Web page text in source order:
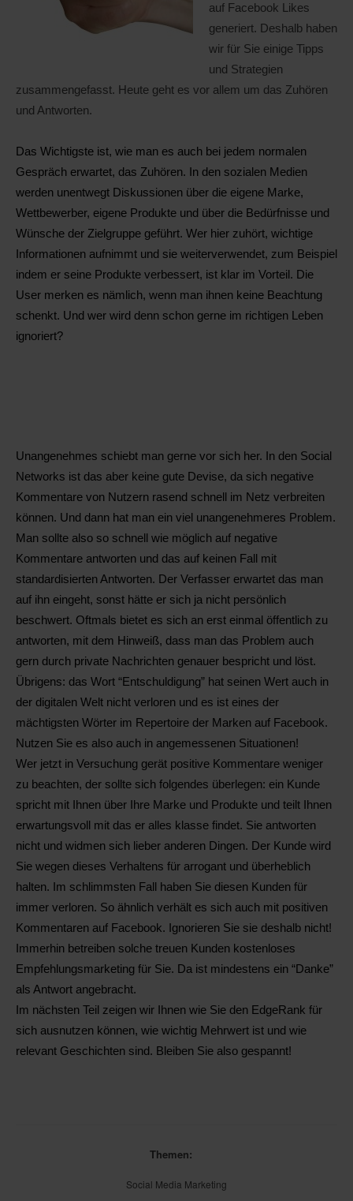
auf Facebook Likes
generiert. Deshalb haben
wir für Sie einige Tipps
und Strategien
zusammengefasst. Heute geht es vor allem um das Zuhören
und Antworten.
Das Wichtigste ist, wie man es auch bei jedem normalen
Gespräch erwartet, das Zuhören. In den sozialen Medien
werden unentwegt Diskussionen über die eigene Marke,
Wettbewerber, eigene Produkte und über die Bedürfnisse und
Wünsche der Zielgruppe geführt. Wer hier zuhört, wichtige
Informationen aufnimmt und sie weiterverwendet, zum Beispiel
indem er seine Produkte verbessert, ist klar im Vorteil. Die
User merken es nämlich, wenn man ihnen keine Beachtung
schenkt. Und wer wird denn schon gerne im richtigen Leben
ignoriert?
Unangenehmes schiebt man gerne vor sich her. In den Social
Networks ist das aber keine gute Devise, da sich negative
Kommentare von Nutzern rasend schnell im Netz verbreiten
können. Und dann hat man ein viel unangenehmeres Problem.
Man sollte also so schnell wie möglich auf negative
Kommentare antworten und das auf keinen Fall mit
standardisierten Antworten. Der Verfasser erwartet das man
auf ihn eingeht, sonst hätte er sich ja nicht persönlich
beschwert. Oftmals bietet es sich an erst einmal öffentlich zu
antworten, mit dem Hinweiß, dass man das Problem auch
gern durch private Nachrichten genauer bespricht und löst.
Übrigens: das Wort “Entschuldigung” hat seinen Wert auch in
der digitalen Welt nicht verloren und es ist eines der
mächtigsten Wörter im Repertoire der Marken auf Facebook.
Nutzen Sie es also auch in angemessenen Situationen!
Wer jetzt in Versuchung gerät positive Kommentare weniger
zu beachten, der sollte sich folgendes überlegen: ein Kunde
spricht mit Ihnen über Ihre Marke und Produkte und teilt Ihnen
erwartungsvoll mit das er alles klasse findet. Sie antworten
nicht und widmen sich lieber anderen Dingen. Der Kunde wird
Sie wegen dieses Verhaltens für arrogant und überheblich
halten. Im schlimmsten Fall haben Sie diesen Kunden für
immer verloren. So ähnlich verhält es sich auch mit positiven
Kommentaren auf Facebook. Ignorieren Sie sie deshalb nicht!
Immerhin betreiben solche treuen Kunden kostenloses
Empfehlungsmarketing für Sie. Da ist mindestens ein “Danke”
als Antwort angebracht.
Im nächsten Teil zeigen wir Ihnen wie Sie den EdgeRank für
sich ausnutzen können, wie wichtig Mehrwert ist und wie
relevant Geschichten sind. Bleiben Sie also gespannt!
Themen:
Social Media Marketing